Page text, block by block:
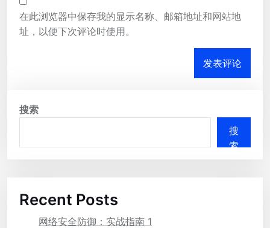
在此浏览器中保存我的显示名称、邮箱地址和网站地
址，以便下次评论时使用。
搜索
搜
索
Recent Posts
网络安全防御：实战指南 1